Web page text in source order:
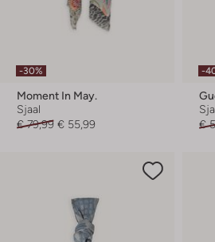
-30%
Moment In May.
Sjaal
€ 79,99 € 55,99
-
€